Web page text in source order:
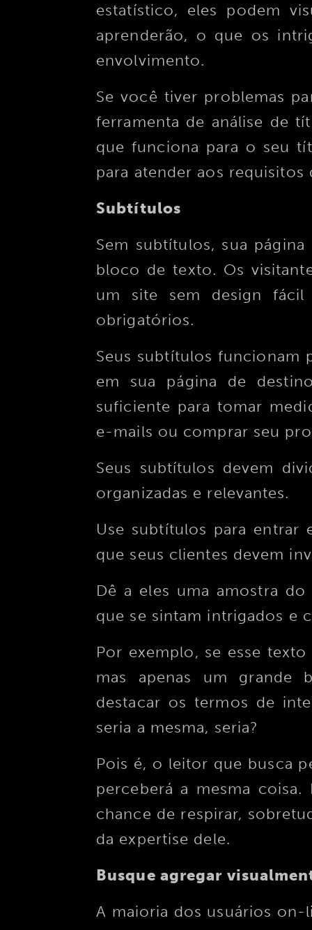
estatístico, eles podem
aprenderão, o que os
envolvimento.
Se você tiver problemas
ferramenta de análise de
que funciona para o seu
para atender aos requisitos
Subtítulos
Sem subtítulos, sua
bloco de texto. Os
um site sem design fácil
obrigatórios.
Seus subtítulos funcionam
em sua página de
suficiente para tomar
e-mails ou comprar seu
Seus subtítulos devem
organizadas e relevantes.
Use subtítulos para entrar
que seus clientes devem
Dê a eles uma amostra
que se sintam intrigados e
Por exemplo, se esse
mas apenas um
destacar os termos de
seria a mesma, seria?
Pois é, o leitor que busca
perceberá a mesma
chance de respirar,
da expertise dele.
Busque agregar
A maioria dos usuários